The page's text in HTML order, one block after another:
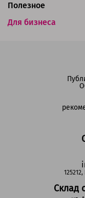
Для бизнеса
Полезное
Склад